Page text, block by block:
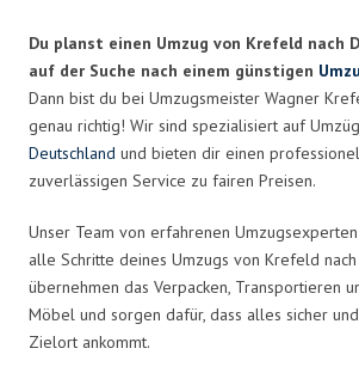
Du planst einen Umzug von Krefeld nach
auf der Suche nach einem günstigen
Dann bist du bei Umzugsmeister Wagner
genau richtig! Wir sind spezialisiert auf
Deutschland und bieten dir einen
zuverlässigen Service zu fairen Preisen.
Unser Team von erfahrenen
alle Schritte deines Umzugs von Krefeld
übernehmen das Verpacken, Transportieren
Möbel und sorgen dafür, dass alles sicher
Zielort ankommt.